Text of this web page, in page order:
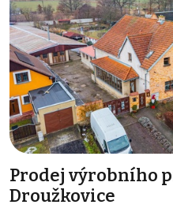
Prodej výrobního
Droužkovice